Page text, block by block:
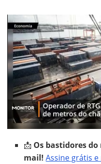
📩 Os bastidores
mail! Assine grátis